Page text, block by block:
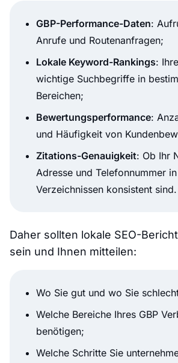
GBP-Performance-Daten:
Anrufe und Routenanfragen;
Lokale Keyword-Rankings:
wichtige Suchbegriffe in
Bereichen;
Bewertungsperformance:
und Häufigkeit von
Zitations-Genauigkeit: Ob Ihr
Adresse und Telefonnummer in
Verzeichnissen konsistent sind.
Daher sollten lokale SEO-
sein und Ihnen mitteilen:
Wo Sie gut und wo Sie
Welche Bereiche Ihres GBP
benötigen;
Welche Schritte Sie